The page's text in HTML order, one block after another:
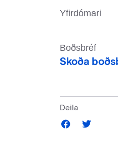
Yfirdómari
Boðsbréf
Skoða
Deila